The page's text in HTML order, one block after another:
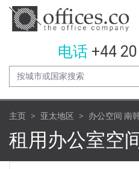
电话 +44
主页 亚太地区 办公空间 南
租用办公室空